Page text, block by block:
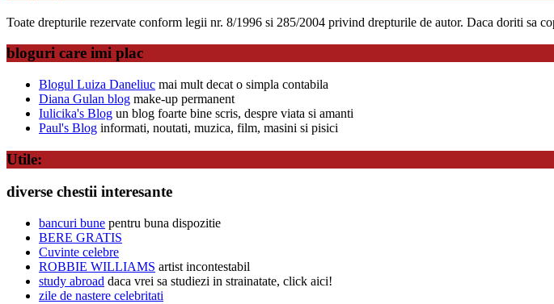
Toate drepturile rezervate conform legii nr. 8/1996 si 285/2004 privind drepturile de autor. Daca doriti sa
bloguri care imi plac
Blogul Luiza Daneliuc mai mult decat o simpla contabila
Diana Gulan blog make-up permanent
Iulicika's Blog un blog foarte bine scris, despre viata si amanti
Paul's Blog informati, noutati, muzica, film, masini si pisici
Utile:
diverse chestii interesante
bancuri bune pentru buna dispozitie
BERE GRATIS
Cuvinte celebre
ROBBIE WILLIAMS artist incontestabil
study abroad daca vrei sa studiezi in strainatate, click aici!
zile de nastere celebritati